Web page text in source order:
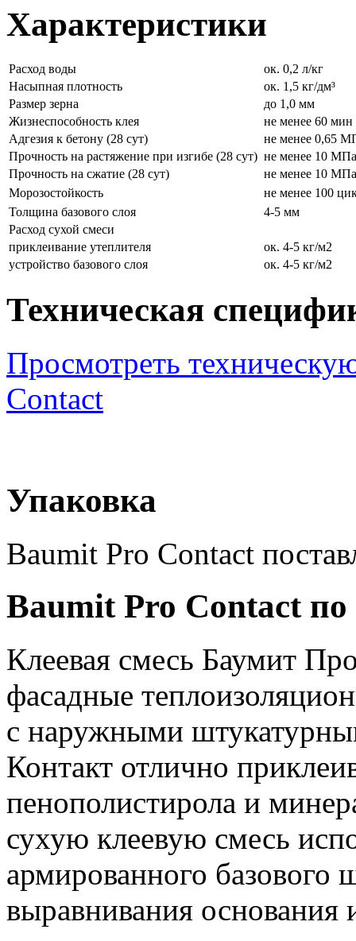
Характеристики
Расход воды
ок. 0,2 л/кг
Насыпная плотность
ок. 1,5 кг/дм³
Размер зерна
до 1,0 мм
Жизнеспособность клея
не менее 60 мин
Адгезия к бетону (28 сут)
не менее 0,65
Прочность на растяжение при изгибе (28 сут) не менее 10 МПа
Прочность на сжатие (28 сут)
не менее 10 МПа
Морозостойкость
не менее 100
Толщина базового слоя
4-5 мм
Расход сухой смеси
приклеивание утеплителя
ок. 4-5 кг/м2
устройство базового слоя
ок. 4-5 кг/м2
Техническая
Просмотреть
Contact
Упаковка
Baumit Pro Contact
Baumit Pro Contact
Клеевая смесь Баумит
фасадные
с наружными
Контакт отлично
пенополистирола и
сухую клеевую смесь
армированного базового
выравнивания основания